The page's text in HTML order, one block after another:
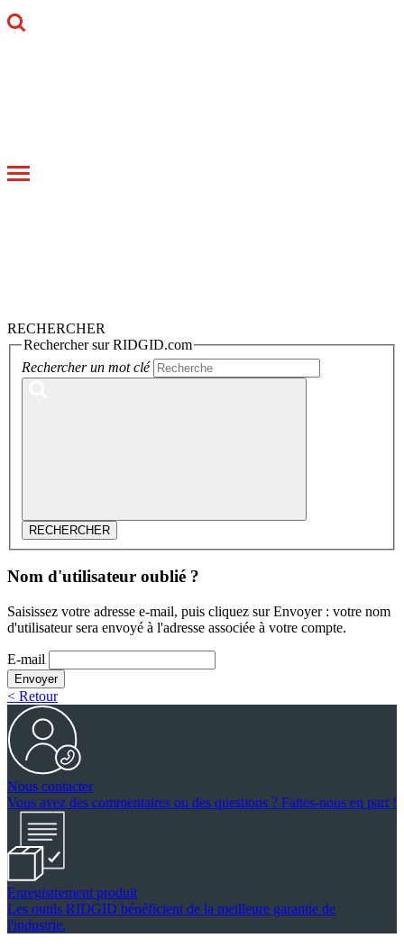
Toggle
RECHERCHER
Rechercher sur RIDGID.com
Rechercher un mot clé
RECHERCHER
Nom d'utilisateur oublié ?
Saisissez votre adresse e-mail, puis cliquez sur Envoyer : votre nom
d'utilisateur sera envoyé à l'adresse associée à votre compte.
E-mail
Envoyer
< Retour
Nous contacter
Vous avez des commentaires ou des questions ? Faites-nous en part !
Enregistrement produit
Les outils RIDGID bénéficient de la meilleure garantie de
l'industrie.